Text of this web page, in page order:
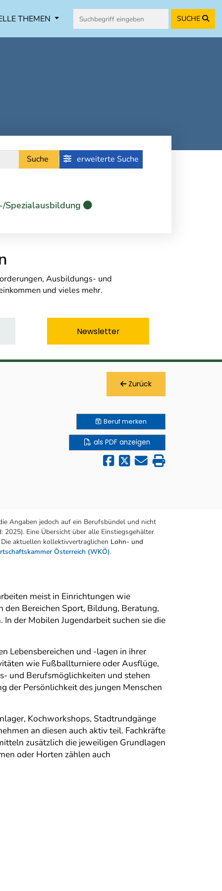
THEMEN SUCHE
Suche erweiterte Suche
Spezialausbildung
Ausbildungs- und
und vieles mehr.
Newsletter
Zurück
Berufmerken
als PDF anzeigen
Angaben jedoch auf ein Berufsbündel und nicht
Eine Übersicht über alle Einstiegsgehälter
Die aktuellen kollektivvertraglichen Lohn- und
Österreich (WKÖ).
meist in Einrichtungen wie
den Bereichen Sport, Bildung, Beratung,
der Mobilen Jugendarbeit suchen sie die
Lebensbereichen und -lagen in ihrer
wie Fußballturniere oder Ausflüge,
und Berufsmöglichkeiten und stehen
der Persönlichkeit des jungen Menschen
Kochworkshops, Stadtrundgänge
an diesen auch aktiv teil. Fachkräfte
zusätzlich die jeweiligen Grundlagen
oder Horten zählen auch